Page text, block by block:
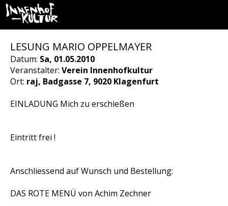
LESUNG MARIO OPPELMAYER
Datum: Sa, 01.05.2010
Veranstalter: Verein Innenhofkultur
Ort: raj, Badgasse 7, 9020 Klagenfurt
EINLADUNG Mich zu erschießen
Eintritt frei !
Anschliessend auf Wunsch und Bestellung:
DAS ROTE MENÜ von Achim Zechner